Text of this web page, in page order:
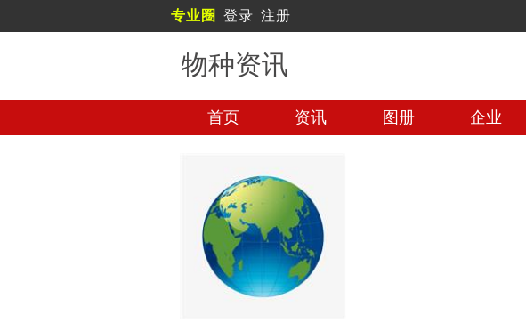
专业圈 登录 注册
物种资讯
首页 资讯 图册 企业